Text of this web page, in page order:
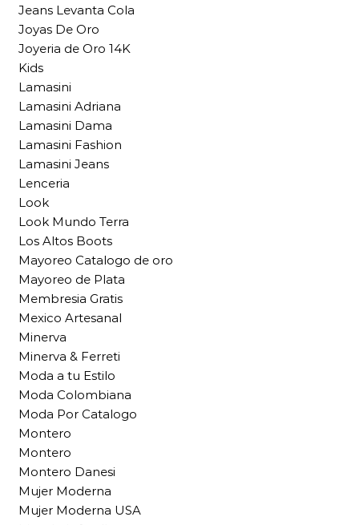
Jeans Levanta Cola
Joyas De Oro
Joyeria de Oro 14K
Kids
Lamasini
Lamasini Adriana
Lamasini Dama
Lamasini Fashion
Lamasini Jeans
Lenceria
Look
Look Mundo Terra
Los Altos Boots
Mayoreo Catalogo de oro
Mayoreo de Plata
Membresia Gratis
Mexico Artesanal
Minerva
Minerva & Ferreti
Moda a tu Estilo
Moda Colombiana
Moda Por Catalogo
Montero
Montero
Montero Danesi
Mujer Moderna
Mujer Moderna USA